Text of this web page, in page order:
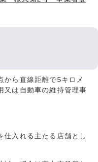
から直線距離で5キロメ
又は自動車の維持管理事
仕入れる主たる店舗とし